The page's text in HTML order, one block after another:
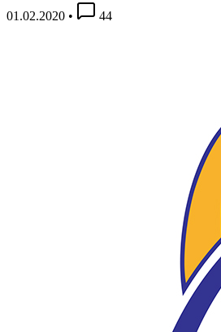
01.02.2020 • 44